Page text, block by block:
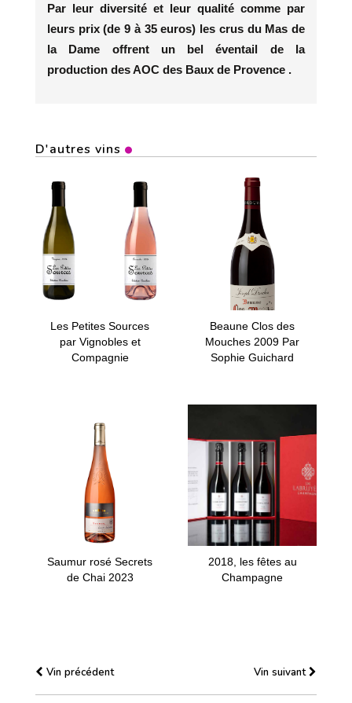
Par leur diversité et leur qualité comme par
leurs prix (de 9 à 35 euros) les crus du Mas de
la Dame offrent un bel éventail de la
production des AOC des Baux de Provence .
D'autres vins
Les Petites Sources
par Vignobles et
Compagnie
Beaune Clos des
Mouches 2009 Par
Sophie Guichard
Saumur rosé Secrets
de Chai 2023
2018, les fêtes au
Champagne
Vin précédent Vin suivant